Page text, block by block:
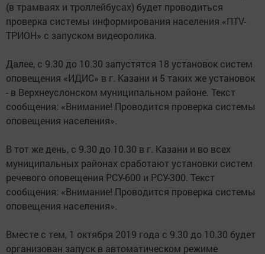
(в трамваях и троллейбусах) будет проводиться
проверка системы информирования населения «ПТV-
ТРИОН» с запуском видеоролика.
Далее, с 9.30 до 10.30 запустятся 18 установок систем
оповещения «ИДИС» в г. Казани и 5 таких же установок
- в Верхнеуслонском муниципальном районе. Текст
сообщения: «Внимание! Проводится проверка системы
оповещения населения».
В тот же день, с 9.30 до 10.30 в г. Казани и во всех
муниципальных районах сработают установки систем
речевого оповещения РСУ-600 и РСУ-300. Текст
сообщения: «Внимание! Проводится проверка системы
оповещения населения».
Вместе с тем, 1 октября 2019 года с 9.30 до 10.30 будет
организован запуск в автоматическом режиме